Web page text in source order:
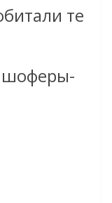
те
шоферы-